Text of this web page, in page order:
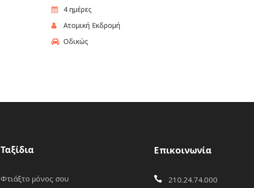
4 ημέρες
Ατομική Εκδρομή
Οδικώς
Ταξίδια
Φτιάξτο μόνος σου
Επικοινωνία
210.24.74.000